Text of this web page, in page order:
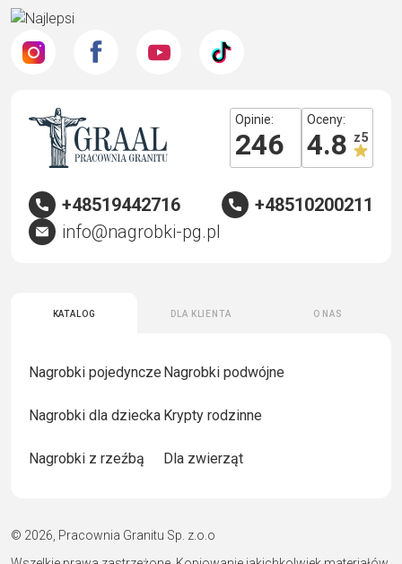
Katalog Dla klienta O nas
Nagrobki pojedyncze Nagrobki podwójne
Nagrobki dla dziecka Krypty rodzinne
Nagrobki z rzeźbą Dla zwierząt
Opinie:
246
Oceny:
4.8 z 5
+48519442716
+48510200211
info@nagrobki-pg.pl
© 2026, Pracownia Granitu Sp. z.o.o